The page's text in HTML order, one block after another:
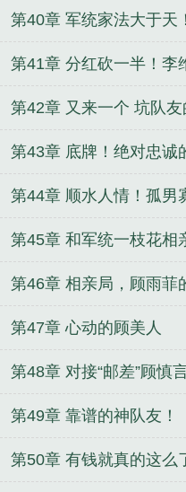
第40章 军统家法大于天！
第41章 分红砍一半！李
第42章 又来一个 坑队友
第43章 底牌！绝对忠诚
第44章 顺水人情！孤男
第45章 和军统一枝花相
第46章 相亲局，顾雨菲
第47章 心动的顾美人
第48章 对接“邮差”顾慎言
第49章 靠谱的神队友！
第50章 有钱就真的这么